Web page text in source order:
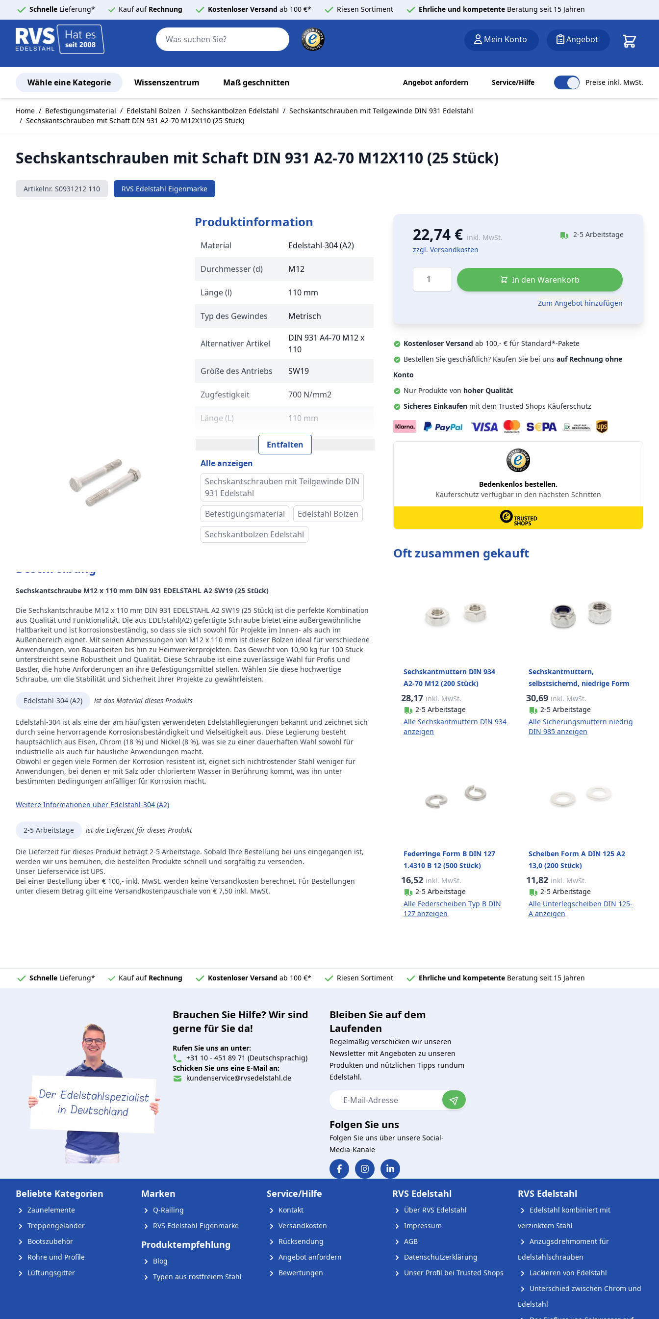
Schnelle Lieferung* Kauf auf Rechnung Kostenloser Versand ab 100 €* Riesen Sortiment Ehrliche und kompetente Beratung seit 15 Jahren
Search
Mein Konto Angebot
Wähle eine Kategorie Wissenszentrum Maß geschnitten Angebot anfordern Service/Hilfe Preise inkl. MwSt.
Home / Befestigungsmaterial / Edelstahl Bolzen / Sechskantbolzen Edelstahl / Sechskantschrauben mit Teilgewinde DIN 931 Edelstahl
/ Sechskantschrauben mit Schaft DIN 931 A2-70 M12X110 (25 Stück)
Sechskantschrauben mit Schaft DIN 931 A2-70 M12X110 (25 Stück)
Artikelnr. S0931212 110 RVS Edelstahl Eigenmarke
Produktinformation
Material Edelstahl-304 (A2)
Durchmesser (d) M12
Länge (l) 110 mm
Typ des Gewindes Metrisch
Alternativer Artikel
DIN 931 A4-70 M12 x
110
Größe des Antriebs
SW19
Zugfestigkeit 700 N/mm2
Länge (L) 110 mm
DIN 931
Stärkeklasse
Form des Kopfes Sechskantkopf
Alternative Norm ISO 4014
Größe (e) 21,1 mm
Preis Pro Verpackung
Gewicht pro 100
Stück
10,90 kg
Antrieb Buitenzeskant
Marke RVS Edelstahl
Entfalten
Alle anzeigen
Sechskantschrauben mit Teilgewinde DIN
931 Edelstahl
Befestigungsmaterial
Edelstahl Bolzen
Sechskantbolzen Edelstahl
Beschreibung
Sechskantschraube M12 x 110 mm DIN 931 EDELSTAHL A2 SW19 (25 Stück)
Die Sechskantschraube M12 x 110 mm DIN 931 EDELSTAHL A2 SW19 (25 Stück) ist die perfekte Kombination
aus Qualität und Funktionalität. Die aus EDElstahl(A2) gefertigte Schraube bietet eine außergewöhnliche
Haltbarkeit und ist korrosionsbeständig, so dass sie sich sowohl für Projekte im Innen- als auch im
Außenbereich eignet. Mit seinen Abmessungen von M12 x 110 mm ist dieser Bolzen ideal für verschiedene
Anwendungen, von Bauarbeiten bis hin zu Heimwerkerprojekten. Das Gewicht von 10,90 kg für 100 Stück
unterstreicht seine Robustheit und Qualität. Diese Schraube ist eine zuverlässige Wahl für Profis und
Bastler, die hohe Anforderungen an ihre Befestigungsmittel stellen. Wählen Sie diese hochwertige
Schraube, um die Stabilität und Sicherheit Ihrer Projekte zu gewährleisten.
Edelstahl-304 (A2) ist das Material dieses Produkts
Edelstahl-304 ist als eine der am häufigsten verwendeten Edelstahllegierungen bekannt und zeichnet sich
durch seine hervorragende Korrosionsbeständigkeit und Vielseitigkeit aus. Diese Legierung besteht
hauptsächlich aus Eisen, Chrom (18 %) und Nickel (8 %), was sie zu einer dauerhaften Wahl sowohl für
industrielle als auch für häusliche Anwendungen macht.
Obwohl er gegen viele Formen der Korrosion resistent ist, eignet sich nichtrostender Stahl weniger für
Anwendungen, bei denen er mit Salz oder chloriertem Wasser in Berührung kommt, was ihn unter
bestimmten Bedingungen anfälliger für Korrosion macht.
Weitere Informationen über Edelstahl-304 (A2)
2-5 Arbeitstage ist die Lieferzeit für dieses Produkt
Die Lieferzeit für dieses Produkt beträgt 2-5 Arbeitstage. Sobald Ihre Bestellung bei uns eingegangen ist,
werden wir uns bemühen, die bestellten Produkte schnell und sorgfältig zu versenden.
Unser Lieferservice ist UPS.
Bei einer Bestellung über € 100,- inkl. MwSt. werden keine Versandkosten berechnet. Für Bestellungen
unter diesem Betrag gilt eine Versandkostenpauschale von € 7,50 inkl. MwSt.
22,74 € inkl. MwSt.
zzgl. Versandkosten
2-5 Arbeitstage
Menge
In den Warenkorb
Zum Angebot hinzufügen
Kostenloser Versand ab 100,- € für Standard*-Pakete
Bestellen Sie geschäftlich? Kaufen Sie bei uns auf Rechnung ohne
Konto
Nur Produkte von hoher Qualität
Sicheres Einkaufen mit dem Trusted Shops Käuferschutz
Oft zusammen gekauft
Sechskantmuttern DIN 934
A2-70 M12 (200 Stück)
28,17 inkl. MwSt.
2-5 Arbeitstage
Alle Sechskantmuttern DIN 934
anzeigen
Sechskantmuttern,
selbstsichernd, niedrige Form
DIN 985 A2-70 M12 Gleitmo
(200 Stück)
30,69 inkl. MwSt.
2-5 Arbeitstage
Alle Sicherungsmuttern niedrig
DIN 985 anzeigen
Federringe Form B DIN 127
1.4310 B 12 (500 Stück)
16,52 inkl. MwSt.
2-5 Arbeitstage
Alle Federscheiben Typ B DIN
127 anzeigen
Scheiben Form A DIN 125 A2
13,0 (200 Stück)
11,82 inkl. MwSt.
2-5 Arbeitstage
Alle Unterlegscheiben DIN 125-
A anzeigen
Schnelle Lieferung* Kauf auf Rechnung Kostenloser Versand ab 100 €* Riesen Sortiment Ehrliche und kompetente Beratung seit 15 Jahren
Brauchen Sie Hilfe? Wir sind
gerne für Sie da!
Rufen Sie uns an unter:
+31 10 - 451 89 71 (Deutschsprachig)
Schicken Sie uns eine E-Mail an:
kundenservice@rvsedelstahl.de
Bleiben Sie auf dem
Laufenden
Regelmäßig verschicken wir unseren
Newsletter mit Angeboten zu unseren
Produkten und nützlichen Tipps rundum
Edelstahl.
E-Mail-Adresse
Folgen Sie uns
Folgen Sie uns über unsere Social-
Media-Kanäle
Beliebte Kategorien
Zaunelemente
Treppengeländer
Bootszubehör
Rohre und Profile
Lüftungsgitter
Marken
Q-Railing
RVS Edelstahl Eigenmarke
Produktempfehlung
Blog
Typen aus rostfreiem Stahl
Service/Hilfe
Kontakt
Versandkosten
Rücksendung
Angebot anfordern
Bewertungen
RVS Edelstahl
Über RVS Edelstahl
Impressum
AGB
Datenschutzerklärung
Unser Profil bei Trusted Shops
RVS Edelstahl
Edelstahl kombiniert mit
verzinktem Stahl
Anzugsdrehmoment für
Edelstahlschrauben
Lackieren von Edelstahl
Unterschied zwischen Chrom und
Edelstahl